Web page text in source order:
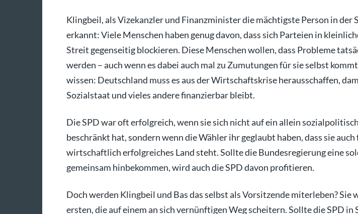
Klingbeil, als Vizekanzler und Finanzminister die mächtigste Person in der
erkannt: Viele Menschen haben genug davon, dass sich Parteien in
Streit gegenseitig blockieren. Diese Menschen wollen, dass Probleme
werden – auch wenn es dabei auch mal zu Zumutungen für sie selbst
wissen: Deutschland muss es aus der Wirtschaftskrise herausschaffen,
Sozialstaat und vieles andere finanzierbar bleibt.
Die SPD war oft erfolgreich, wenn sie sich nicht auf ein allein
beschränkt hat, sondern wenn die Wähler ihr geglaubt haben, dass sie auch
wirtschaftlich erfolgreiches Land steht. Sollte die Bundesregierung eine
gemeinsam hinbekommen, wird auch die SPD davon profitieren.
Doch werden Klingbeil und Bas das selbst als Vorsitzende miterleben? Sie
ersten, die auf einem an sich vernünftigen Weg scheitern. Sollte die SPD in